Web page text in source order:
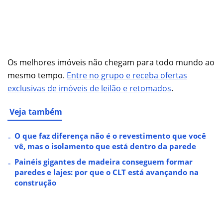
Os melhores imóveis não chegam para todo mundo ao
mesmo tempo. Entre no grupo e receba ofertas
exclusivas de imóveis de leilão e retomados.
Veja também
O que faz diferença não é o revestimento que você
vê, mas o isolamento que está dentro da parede
Painéis gigantes de madeira conseguem formar
paredes e lajes: por que o CLT está avançando na
construção